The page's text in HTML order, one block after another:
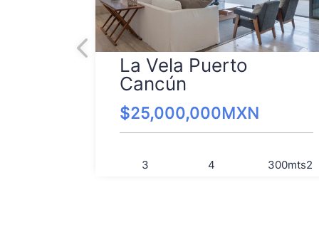
La Vela Puerto
Cancún
$25,000,000MXN
3 4 300mts2